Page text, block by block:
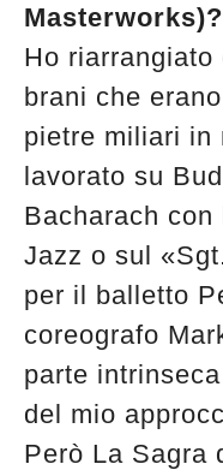
Masterworks)?
Ho
brani che
pietre miliari in
lavorato su
Bacharach con
Jazz o sul
per il balletto
coreografo
parte
del mio
Però La Sagra